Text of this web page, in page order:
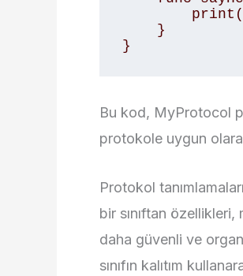
}
Bu kod, MyProtocol
protokole uygun
Protokol
bir sınıftan özellikleri,
daha güvenli ve
sınıfın kalıtım